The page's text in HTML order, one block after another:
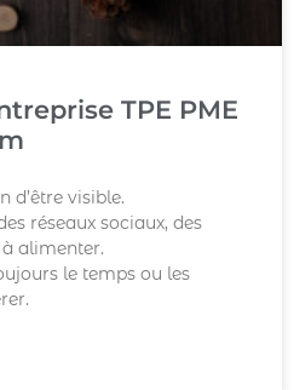
TPE PME
d’être visible.
réseaux sociaux, des
alimenter.
le temps ou les